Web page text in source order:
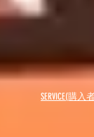
SERVICE(購